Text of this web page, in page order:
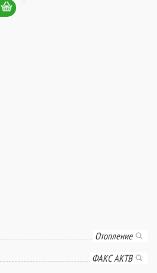
Отопление
ФАКС АКТВ